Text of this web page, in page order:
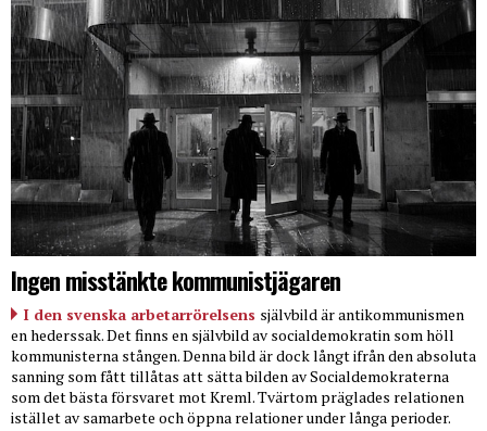
Ingen misstänkte kommunistjägaren
I den svenska arbetarrörelsens självbild är antikommunismen
en hederssak. Det finns en självbild av socialdemokratin som höll
kommunisterna stången. Denna bild är dock långt ifrån den absoluta
sanning som fått tillåtas att sätta bilden av Socialdemokraterna
som det bästa försvaret mot Kreml. Tvärtom präglades relationen
istället av samarbete och öppna relationer under långa perioder.